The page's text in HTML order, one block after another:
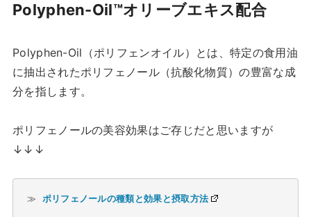
Polyphen-Oil™オリーブエキス配合
Polyphen-Oil（ポリフェンオイル）とは、特定の食用油
に抽出されたポリフェノール（抗酸化物質）の豊富な成
分を指します。
ポリフェノールの美容効果はご存じだと思いますが
↓↓↓
≫ ポリフェノールの種類と効果と摂取方法